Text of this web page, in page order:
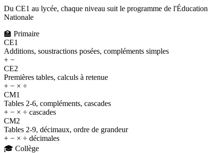
Du CE1 au lycée, chaque niveau suit le programme de l'Éducation
Nationale
🏫 Primaire
CE1
Additions, soustractions posées, compléments simples
+ −
CE2
Premières tables, calculs à retenue
+ − × ÷
CM1
Tables 2-6, compléments, cascades
+ − × ÷ cascades
CM2
Tables 2-9, décimaux, ordre de grandeur
+ − × ÷ décimales
🎓 Collège